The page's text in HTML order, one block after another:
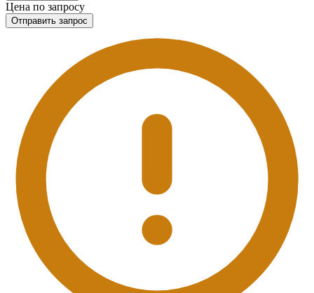
Цена по запросу
Отправить запрос